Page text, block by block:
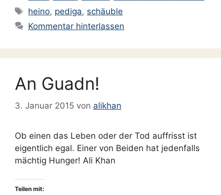
Schlagwörter
heino, pediga, schäuble
Kommentar hinterlassen
An Guadn!
3. Januar 2015 von alikhan
Ob einen das Leben oder der Tod auffrisst ist
eigentlich egal. Einer von Beiden hat jedenfalls
mächtig Hunger! Ali Khan
Teilen mit:
Juli 2024
Juni 2024
April 2024
März 2024
Januar 2024
November 2023
September 2023
August 2023